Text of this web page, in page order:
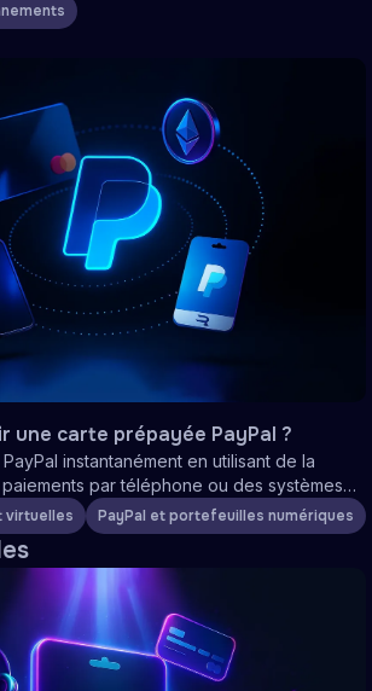
une carte prépayée PayPal ?
instantanément en utilisant de la
par téléphone ou des systèmes
un rechargement direct ou des cartes
virtuelles PayPal et portefeuilles numériques